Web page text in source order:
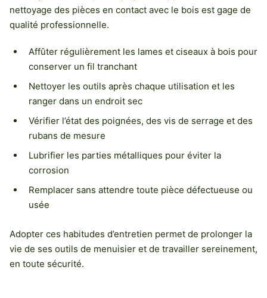
nettoyage des pièces en contact avec le bois est gage de
qualité professionnelle.
Affûter régulièrement les lames et ciseaux à bois pour
conserver un fil tranchant
Nettoyer les outils après chaque utilisation et les
ranger dans un endroit sec
Vérifier l’état des poignées, des vis de serrage et des
rubans de mesure
Lubrifier les parties métalliques pour éviter la
corrosion
Remplacer sans attendre toute pièce défectueuse ou
usée
Adopter ces habitudes d’entretien permet de prolonger la
vie de ses outils de menuisier et de travailler sereinement,
en toute sécurité.